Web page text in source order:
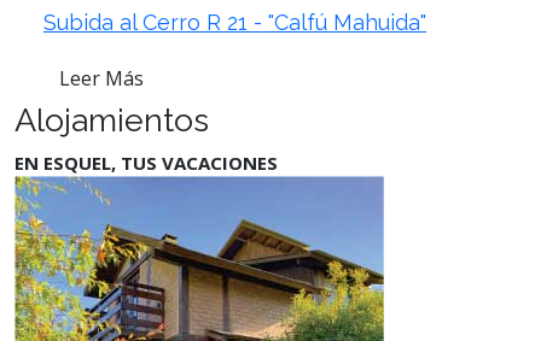
Subida al Cerro R 21 - "Calfú Mahuida"
Leer Más
Alojamientos
EN ESQUEL, TUS VACACIONES